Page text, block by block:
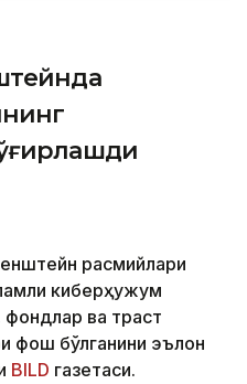
расмийлари
киберҳужум
ва траст
фош бўлганини эълон
BILD газетаси.